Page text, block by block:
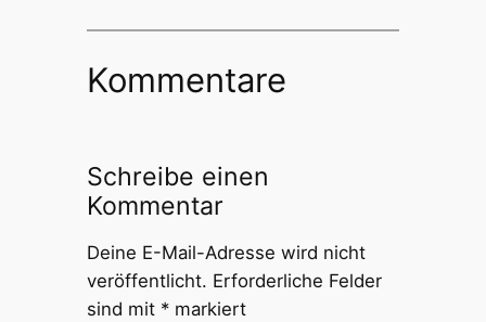
Kommentare
Schreibe einen
Kommentar
Deine E-Mail-Adresse wird nicht
veröffentlicht. Erforderliche Felder
sind mit *markiert